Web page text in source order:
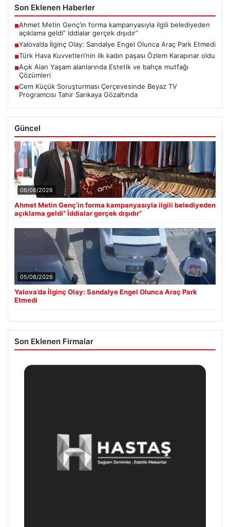
Son Eklenen Haberler
■Ahmet Metin Genç’in forma kampanyasıyla ilgili belediyeden
açıklama geldi” İddialar gerçek dışıdır”
■Yalova’da İlginç Olay: Sandalye Engel Olunca Araç Park Etmedi
■Türk Hava Kuvvetleri’nin ilk kadın paşası Özlem Karapınar oldu
■Açık Alan Yaşam alanlarında Estetik ve bahçe mutfağı
Çözümleri
■Cem Küçük Soruşturması Çerçevesinde Beyaz TV
Programcısı Tahir Sarıkaya Gözaltında
Güncel
06/08/2026
Ahmet Metin Genç’in forma kampanyasıyla ilgili belediyeden
açıklama geldi” İddialar gerçek dışıdır”
05/08/2026
Yalova’da İlginç Olay: Sandalye Engel Olunca Araç Park
Etmedi
Son Eklenen Firmalar